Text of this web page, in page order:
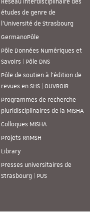
Réseau interdisciplinaire des
études de genre de
l’Université de Strasbourg
GermanoPôle
Pôle Données Numériques et
Savoirs | Pôle DNS
Pôle de soutien à l’édition de
revues en SHS | OUVROIR
Programmes de recherche
pluridisciplinaires de la MISHA
Colloques MISHA
Projets RnMSH
Library
Presses universitaires de
Strasbourg | PUS